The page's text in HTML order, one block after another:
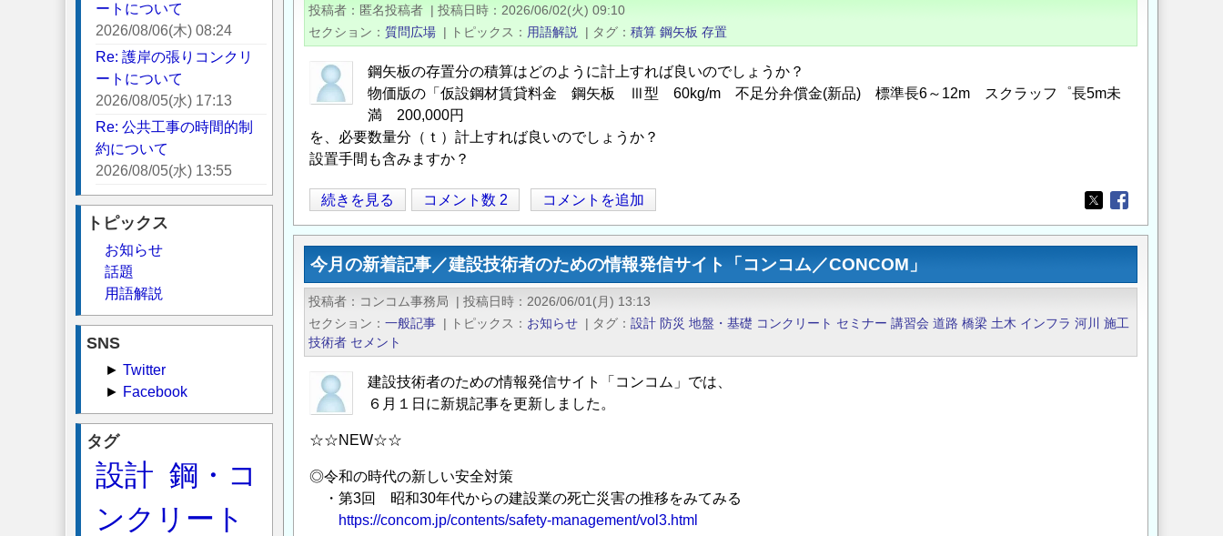
投稿者 匿名投稿者 | 投稿日時
2026/06/02(火) 09:10
セクション
質問広場 | トピックス 用語解説 | タグ 積算 鋼矢板 存置
鋼矢板の存置分の積算はどのように計上すれば良いのでしょうか？
物価版の「仮設鋼材賃貸料金 鋼矢板 Ⅲ型 60kg/m 不足分弁償金(新品) 標準長6～12m スクラッフ゜長5m未
満 200,000円
を、必要数量分（ｔ）計上すれば良いのでしょうか？
設置手間も含みますか？
鋼
矢
板
存
置
積
算
の
続きを見る コメント数 2 コメントを追加
Opens in a new
Opens in a new
今月の新着記事／建設技術者のための情報発信サイト「コンコム／CONCOM」
投稿者 コンコム事務局 | 投稿日時
2026/06/01(月) 13:13
セクション
一般記事 | トピックス お知らせ | タグ 設計 防災 地盤・基礎 コンクリート セミナー 講習会 道路 橋梁 土木 インフラ 河川
施工
技術者 セメント
建設技術者のための情報発信サイト「コンコム」では、
６月１日に新規記事を更新しました。
☆☆NEW☆☆
◎令和の時代の新しい安全対策
・第3回 昭和30年代からの建設業の死亡災害の推移をみてみる
https://concom.jp/contents/safety-management/vol3.html
ートについて
2026/08/06(木) 08:24
Re: 護岸の張りコンクリ
ートについて
2026/08/05(水) 17:13
Re: 公共工事の時間的制
約について
2026/08/05(水) 13:55
トピックス
お知らせ
話題
用語解説
SNS
► Twitter
► Facebook
タグ
設計 鋼・コ
ンクリート